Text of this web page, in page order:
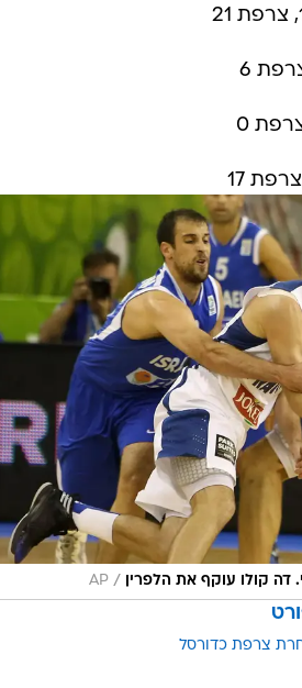
דה קולו עוקף את הלפרין /
AP
צרפת כדורסל